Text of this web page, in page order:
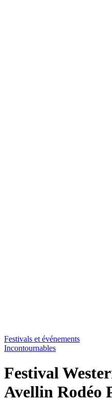
Festivals et événements
Incontournables
Festival
Avellin Rodéo